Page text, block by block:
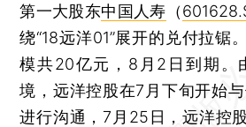
第一大股东中国人寿 （
绕“18远洋01”展开的兑付拉锯
模共20亿元，8月2日到期。
境，远洋控股在7月下旬开始
进行沟通，7月25日，远洋控